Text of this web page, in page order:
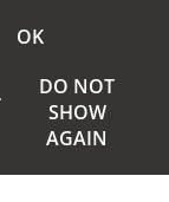
OK
DO NOT
SHOW
AGAIN